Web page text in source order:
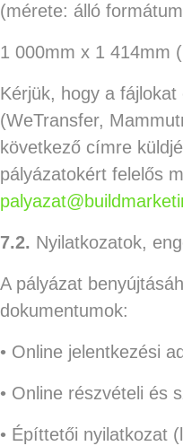
(mérete: álló
1 000mm x 1 414mm
Kérjük, hogy a
(WeTransfer,
következő címre
pályázatokért felelős
7.2. Nyilatkozatok,
A pályázat
dokumentumok:
• Online jelentkezési
• Online részvételi és
• Építtetői nyilatkozat